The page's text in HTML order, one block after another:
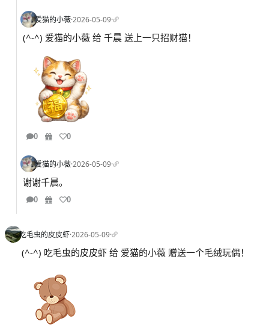
爱猫的小薇·2026-05-09·
(^-^) 爱猫的小薇 给 千晨 送上一只招财猫！
0 0
爱猫的小薇·2026-05-09·
谢谢千晨。
0 0
吃毛虫的皮皮虾·2026-05-09·
(^-^) 吃毛虫的皮皮虾 给 爱猫的小薇 赠送一个毛绒玩偶！